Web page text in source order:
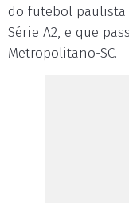
do futebol paulista
Série A2, e que
Metropolitano-SC.